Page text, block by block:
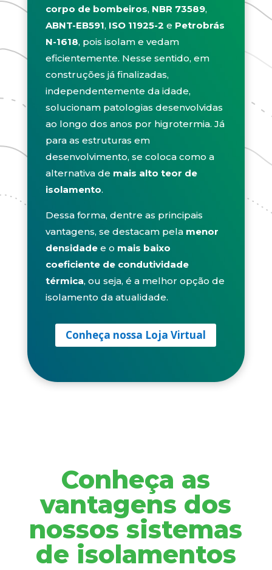
corpo de bombeiros, NBR 73589,
ABNT-EB591, ISO 11925-2 e Petrobrás
N-1618, pois isolam e vedam
eficientemente. Nesse sentido, em
construções já finalizadas,
independentemente da idade,
solucionam patologias desenvolvidas
ao longo dos anos por higrotermia. Já
para as estruturas em
desenvolvimento, se coloca como a
alternativa de mais alto teor de
isolamento.
Dessa forma, dentre as principais
vantagens, se destacam pela menor
densidadee o mais baixo
coeficiente de condutividade
térmica, ou seja, é a melhor opção de
isolamento da atualidade.
Conheça nossa Loja Virtual
Conheça as
vantagens dos
nossos sistemas
de isolamentos